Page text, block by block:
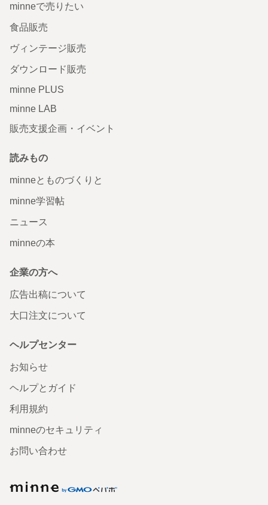
minneで売りたい
食品販売
ヴィンテージ販売
ダウンロード販売
minne PLUS
minne LAB
販売支援企画・イベント
読みもの
minneとものづくりと
minne学習帖
ニュース
minneの本
企業の方へ
広告出稿について
大口注文について
ヘルプセンター
お知らせ
ヘルプとガイド
利用規約
minneのセキュリティ
お問い合わせ